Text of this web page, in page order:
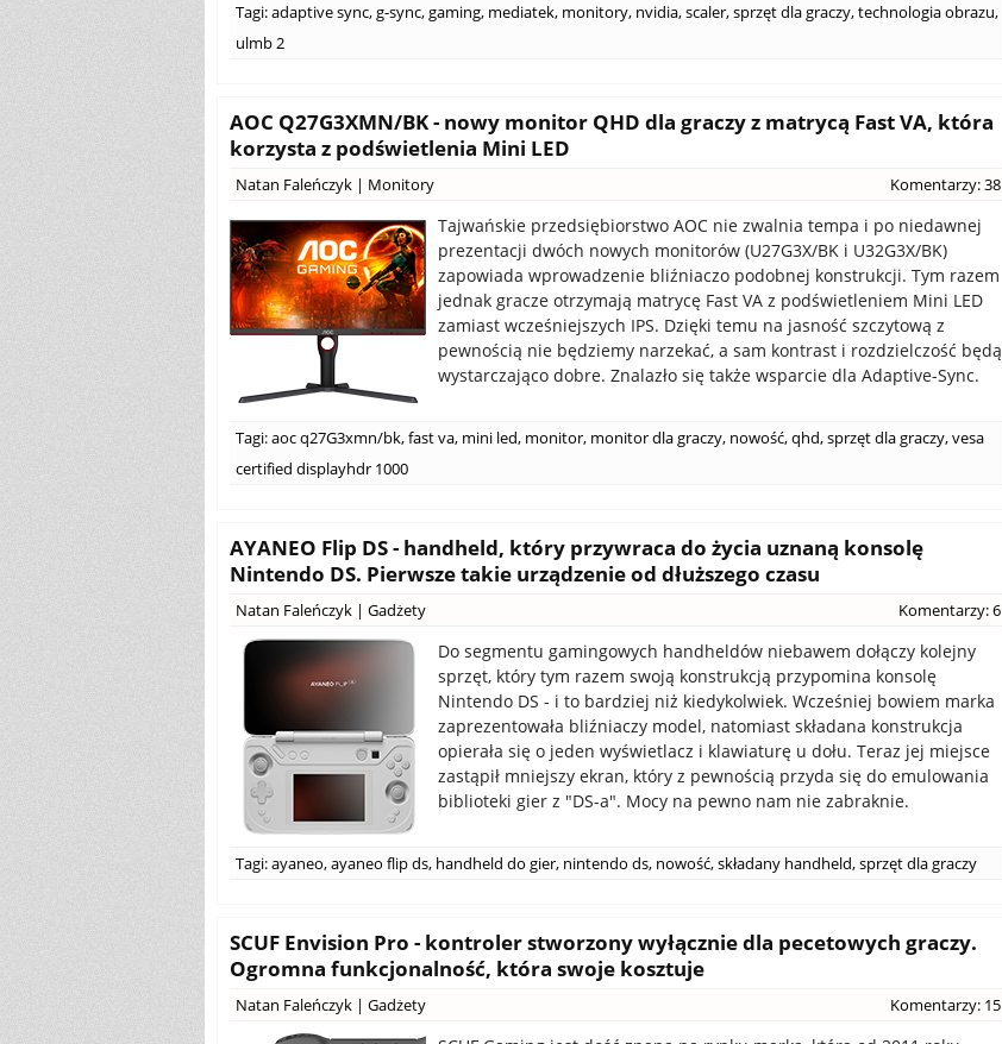
Tagi:adaptive sync,g-sync,gaming, mediatek, monitory, nvidia,scaler,sprzęt dla graczy,technologia obrazu,
ulmb 2
AOC Q27G3XMN/BK - nowy monitor QHD dla graczy z matrycą Fast VA, która
korzysta z podświetlenia Mini LED
Natan Faleńczyk | Monitory Komentarzy: 38
Tajwańskie przedsiębiorstwo AOC nie zwalnia tempa i po niedawnej
prezentacji dwóch nowych monitorów (U27G3X/BK i U32G3X/BK)
zapowiada wprowadzenie bliźniaczo podobnej konstrukcji. Tym razem
jednak gracze otrzymają matrycę Fast VA z podświetleniem Mini LED
zamiast wcześniejszych IPS. Dzięki temu na jasność szczytową z
pewnością nie będziemy narzekać, a sam kontrast i rozdzielczość będą
wystarczająco dobre. Znalazło się także wsparcie dla Adaptive-Sync.
Tagi:aoc q27G3xmn/bk,fast va, mini led, monitor, monitor dla graczy, nowość,qhd,sprzęt dla graczy,vesa
certified displayhdr 1000
AYANEO Flip DS - handheld, który przywraca do życia uznaną konsolę
Nintendo DS. Pierwsze takie urządzenie od dłuższego czasu
Natan Faleńczyk | Gadżety Komentarzy: 6
Do segmentu gamingowych handheldów niebawem dołączy kolejny
sprzęt, który tym razem swoją konstrukcją przypomina konsolę
Nintendo DS - i to bardziej niż kiedykolwiek. Wcześniej bowiem marka
zaprezentowała bliźniaczy model, natomiast składana konstrukcja
opierała się o jeden wyświetlacz i klawiaturę u dołu. Teraz jej miejsce
zastąpił mniejszy ekran, który z pewnością przyda się do emulowania
biblioteki gier z "DS-a". Mocy na pewno nam nie zabraknie.
Tagi:ayaneo,ayaneo flip ds, handheld do gier, nintendo ds, nowość,składany handheld,sprzęt dla graczy
SCUF Envision Pro - kontroler stworzony wyłącznie dla pecetowych graczy.
Ogromna funkcjonalność, która swoje kosztuje
Natan Faleńczyk | Gadżety Komentarzy: 15